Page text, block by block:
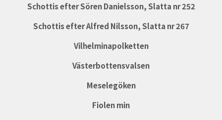
Schottis efter Sören Danielsson, Slatta nr 252
Schottis efter Alfred Nilsson, Slatta nr 267
Vilhelminapolketten
Västerbottensvalsen
Meselegöken
Fiolen min